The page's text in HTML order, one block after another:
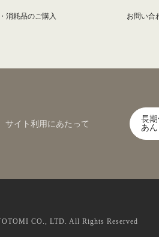
消耗品のご購入 お問い合
サイト利用にあたって
長
あ
CO., LTD. All Rights Reserved